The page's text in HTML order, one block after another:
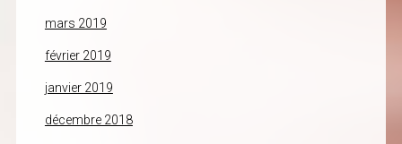
mars 2019
février 2019
janvier 2019
décembre 2018